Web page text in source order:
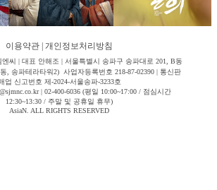
이용약관 개인정보처리방침
씨 | 대표 안해조 | 서울특별시 송파구 송파대로 201, B동
, 송파테라타워2) 사업자등록번호 218-87-02390 | 통신판
업 신고번호 제-2024-서울송파-3233호
| 02-400-6036 (평일 10:00~17:00 / 점심시간
12:30~13:30 / 주말 및 공휴일 휴무)
AsiaN. ALL RIGHTS RESERVED